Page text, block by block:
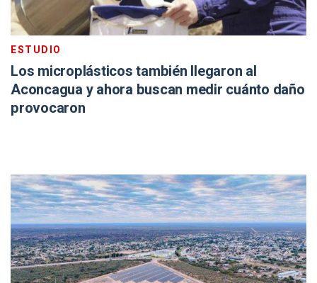
ESTUDIO
Los microplásticos también llegaron al
Aconcagua y ahora buscan medir cuánto daño
provocaron